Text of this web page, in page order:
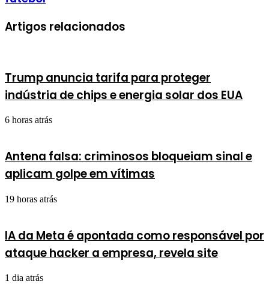
Artigos relacionados
Trump anuncia tarifa para proteger
indústria de chips e energia solar dos EUA
6 horas atrás
Antena falsa: criminosos bloqueiam sinal e
aplicam golpe em vítimas
19 horas atrás
IA da Meta é apontada como responsável por
ataque hacker a empresa, revela site
1 dia atrás